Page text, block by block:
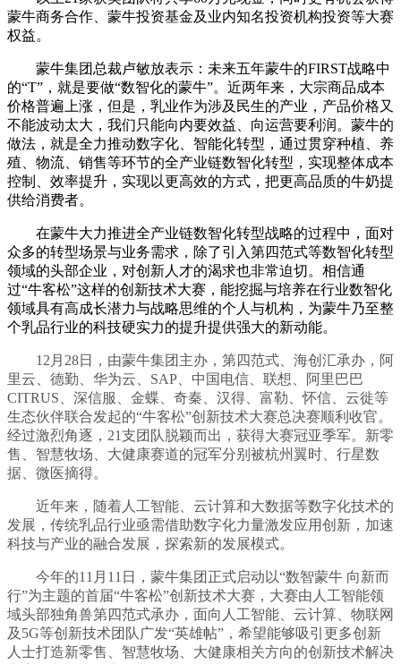
蒙牛商务合作、蒙牛投资基金及业内知名投资机构投资等大赛
权益。
蒙牛集团总裁卢敏放表示：未来五年蒙牛的FIRST战略中
的“T”，就是要做“数智化的蒙牛”。近两年来，大宗商品成本
价格普遍上涨，但是，乳业作为涉及民生的产业，产品价格又
不能波动太大，我们只能向内要效益、向运营要利润。蒙牛的
做法，就是全力推动数字化、智能化转型，通过贯穿种植、养
殖、物流、销售等环节的全产业链数智化转型，实现整体成本
控制、效率提升，实现以更高效的方式，把更高品质的牛奶提
供给消费者。
在蒙牛大力推进全产业链数智化转型战略的过程中，面对
众多的转型场景与业务需求，除了引入第四范式等数智化转型
领域的头部企业，对创新人才的渴求也非常迫切。相信通
过“牛客松”这样的创新技术大赛，能挖掘与培养在行业数智化
领域具有高成长潜力与战略思维的个人与机构，为蒙牛乃至整
个乳品行业的科技硬实力的提升提供强大的新动能。
12月28日，由蒙牛集团主办，第四范式、海创汇承办，阿
里云、德勤、华为云、SAP、中国电信、联想、阿里巴巴
CITRUS、深信服、金蝶、奇秦、汉得、富勒、怀信、云徙等
生态伙伴联合发起的“牛客松”创新技术大赛总决赛顺利收官。
经过激烈角逐，21支团队脱颖而出，获得大赛冠亚季军。新零
售、智慧牧场、大健康赛道的冠军分别被杭州翼时、行星数
据、微医摘得。
近年来，随着人工智能、云计算和大数据等数字化技术的
发展，传统乳品行业亟需借助数字化力量激发应用创新，加速
科技与产业的融合发展，探索新的发展模式。
今年的11月11日，蒙牛集团正式启动以“数智蒙牛 向新而
行”为主题的首届“牛客松”创新技术大赛，大赛由人工智能领
域头部独角兽第四范式承办，面向人工智能、云计算、物联网
及5G等创新技术团队广发“英雄帖”，希望能够吸引更多创新
人士打造新零售、智慧牧场、大健康相关方向的创新技术解决